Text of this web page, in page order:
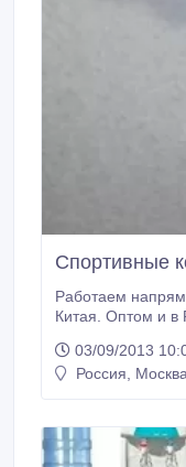
Cпортивные
Работаем напрямую
Китая. Оптом и в
- серый, голубой, розовый, красный, коралл,
бирюза, черный, темно-синий, фуксия, малиновый,
опт 10 шт.
03/09/2013
Россия, Москва